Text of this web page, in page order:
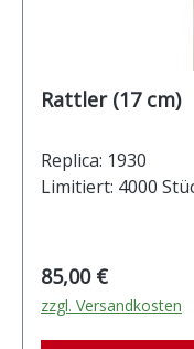
Rattler (17 cm)
Replica: 1930
Limitiert: 4000
Regulärer Preis:
85,00 €
zzgl. Versandkosten